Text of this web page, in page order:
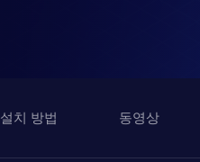
설치 방법 동영상